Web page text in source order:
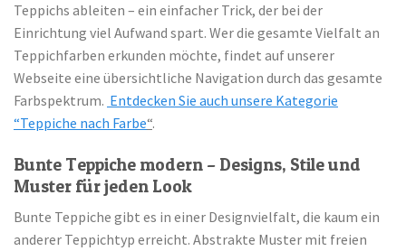
Teppichs ableiten – ein einfacher Trick, der bei der
Einrichtung viel Aufwand spart. Wer die gesamte Vielfalt an
Teppichfarben erkunden möchte, findet auf unserer
Webseite eine übersichtliche Navigation durch das gesamte
Farbspektrum. Entdecken Sie auch unsere Kategorie
“Teppiche nach Farbe“.
Bunte Teppiche modern – Designs, Stile und
Muster für jeden Look
Bunte Teppiche gibt es in einer Designvielfalt, die kaum ein
anderer Teppichtyp erreicht. Abstrakte Muster mit freien